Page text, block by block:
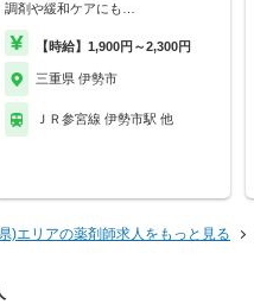
調剤や緩和ケアにも…
【時給】1,900円～2,300円
三重県 伊勢市
ＪＲ参宮線 伊勢市駅 他
)エリアの薬剤師求人をもっと見る